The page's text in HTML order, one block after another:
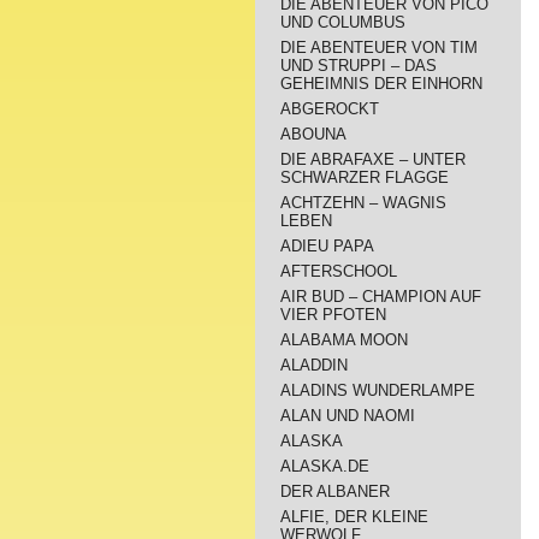
DIE ABENTEUER VON PICO
UND COLUMBUS
DIE ABENTEUER VON TIM
UND STRUPPI – DAS
GEHEIMNIS DER EINHORN
ABGEROCKT
ABOUNA
DIE ABRAFAXE – UNTER
SCHWARZER FLAGGE
ACHTZEHN – WAGNIS
LEBEN
ADIEU PAPA
AFTERSCHOOL
AIR BUD – CHAMPION AUF
VIER PFOTEN
ALABAMA MOON
ALADDIN
ALADINS WUNDERLAMPE
ALAN UND NAOMI
ALASKA
ALASKA.DE
DER ALBANER
ALFIE, DER KLEINE
WERWOLF